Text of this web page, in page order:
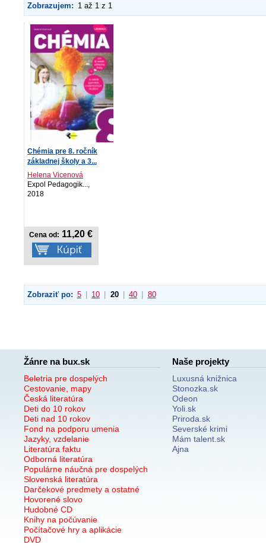
Zobrazujem: 1 až 1 z 1
Chémia pre 8. ročník
základnej školy a 3...
Helena Vicenová
Expol Pedagogik...,
2018
Cena od: 11,20 €
Zobraziť po: 5 10 20 40 80
Žánre na bux.sk
Beletria pre dospelých
Cestovanie, mapy
Česká literatúra
Deti do 10 rokov
Deti nad 10 rokov
Fond na podporu umenia
Jazyky, vzdelanie
Literatúra faktu
Odborná literatúra
Populárne náučná pre dospelých
Slovenská literatúra
Darčekové predmety a ostatné
Hovorené slovo
Hudobné CD
Knihy na počúvanie
Počítačové hry a aplikácie
DVD
Naše projekty
Luxusná knižnica
Stonozka.sk
Odeon
Yoli.sk
Priroda.sk
Severské krimi
Mám talent.sk
Ajna